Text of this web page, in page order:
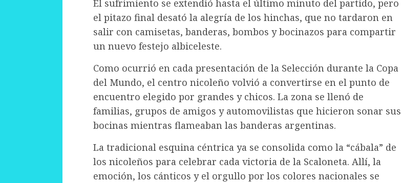
El sufrimiento se extendió hasta el último minuto del partido, pero
el pitazo final desató la alegría de los hinchas, que no tardaron en
salir con camisetas, banderas, bombos y bocinazos para compartir
un nuevo festejo albiceleste.
Como ocurrió en cada presentación de la Selección durante la Copa
del Mundo, el centro nicoleño volvió a convertirse en el punto de
encuentro elegido por grandes y chicos. La zona se llenó de
familias, grupos de amigos y automovilistas que hicieron sonar sus
bocinas mientras flameaban las banderas argentinas.
La tradicional esquina céntrica ya se consolida como la “cábala” de
los nicoleños para celebrar cada victoria de la Scaloneta. Allí, la
emoción, los cánticos y el orgullo por los colores nacionales se